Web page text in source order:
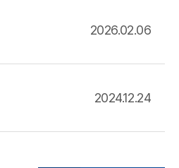
2026.02.06
2024.12.24